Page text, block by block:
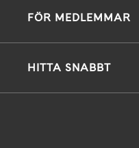
FÖR MEDLEMMAR
HITTA SNABBT